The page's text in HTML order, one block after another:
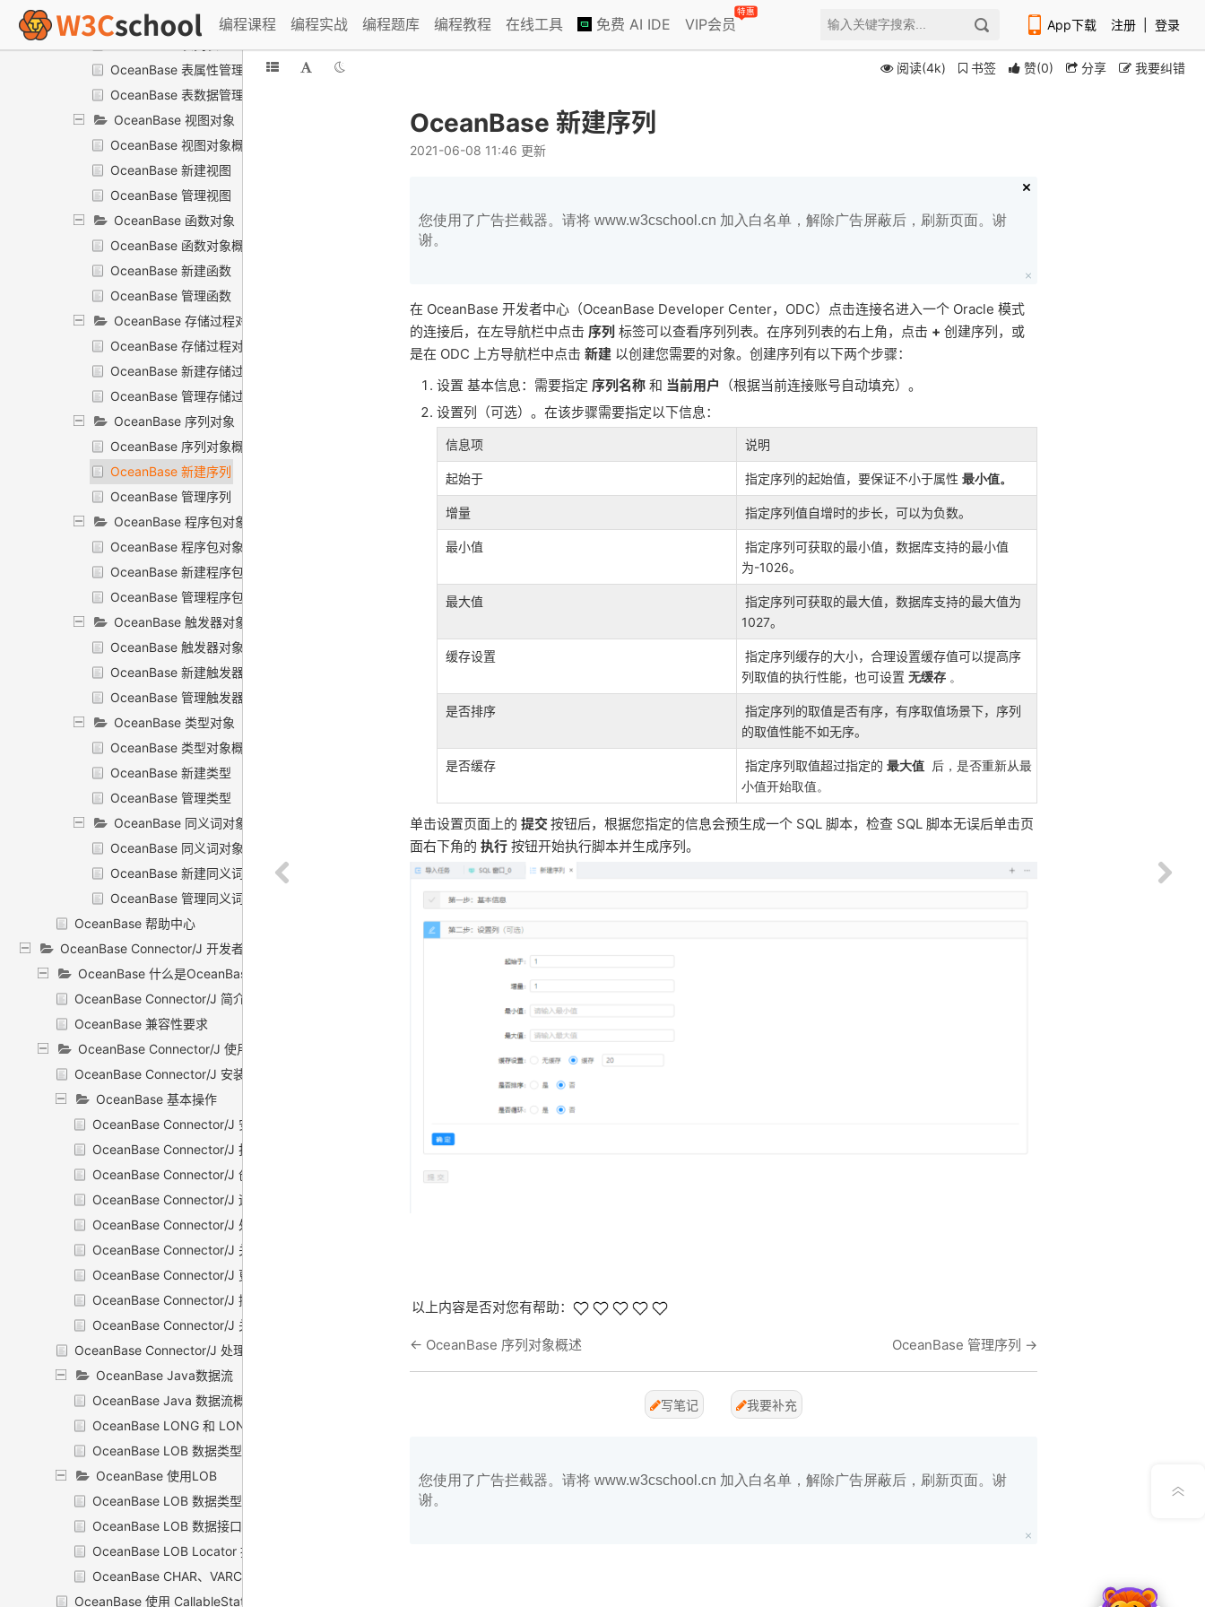
编程课程 编程实战 编程题库 编程教程 在线工具 免费 AI IDE VIP会员
特惠
App下载 注册 登录
OceanBase 新建表
OceanBase 表属性管理
OceanBase 表数据管理
OceanBase 视图对象
OceanBase 视图对象概述
OceanBase 新建视图
OceanBase 管理视图
OceanBase 函数对象
OceanBase 函数对象概述
OceanBase 新建函数
OceanBase 管理函数
OceanBase 存储过程对象
OceanBase 存储过程对象概述
OceanBase 新建存储过程
OceanBase 管理存储过程
OceanBase 序列对象
OceanBase 序列对象概述
OceanBase 新建序列
OceanBase 管理序列
OceanBase 程序包对象
OceanBase 程序包对象概述
OceanBase 新建程序包
OceanBase 管理程序包
OceanBase 触发器对象
OceanBase 触发器对象概述
OceanBase 新建触发器
OceanBase 管理触发器
OceanBase 类型对象
OceanBase 类型对象概述
OceanBase 新建类型
OceanBase 管理类型
OceanBase 同义词对象
OceanBase 同义词对象概述
OceanBase 新建同义词
OceanBase 管理同义词
OceanBase 帮助中心
OceanBase Connector/J 开发者指南
OceanBase 什么是OceanBase Connector/J
OceanBase Connector/J 简介
OceanBase 兼容性要求
OceanBase Connector/J 使用指南
OceanBase Connector/J 安装驱动程序
OceanBase 基本操作
OceanBase Connector/J 安装驱动程序
OceanBase Connector/J 打开与数据库的连接
OceanBase Connector/J 创建语句对象
OceanBase Connector/J 运行查询并检索结果集对象
OceanBase Connector/J 处理结果集对象
OceanBase Connector/J 关闭结果集和对象
OceanBase Connector/J 更改数据库
OceanBase Connector/J 提交变更
OceanBase Connector/J 关闭与数据库的连接
OceanBase Connector/J 处理 SQL 异常
OceanBase Java数据流
OceanBase Java 数据流概述
OceanBase LONG 和 LONG RAW 数据类型
OceanBase LOB 数据类型
OceanBase 使用LOB
OceanBase LOB 数据类型简介
OceanBase LOB 数据接口
OceanBase LOB Locator 接口
OceanBase CHAR、VARCHAR 和 RAW 数据类型
OceanBase 使用 CallableStatements 调用存储过程
阅读(4k) 书签 赞(0) 分享 我要纠错
OceanBase 新建序列
2021-06-08 11:46 更新
您使用了广告拦截器。请将 www.w3cschool.cn 加入白名单，解除广告屏蔽后，刷新页面。谢
谢。
在 OceanBase 开发者中心（OceanBase Developer Center，ODC）点击连接名进入一个 Oracle 模式
的连接后，在左导航栏中点击 序列 标签可以查看序列列表。在序列列表的右上角，点击 + 创建序列，或
是在 ODC 上方导航栏中点击 新建 以创建您需要的对象。创建序列有以下两个步骤：
设置 基本信息：需要指定 序列名称 和 当前用户
（根据当前连接账号自动填充）。
设置列（可选）。在该步骤需要指定以下信息：
信息项 说明
起始于 指定序列的起始值，要保证不小于属性 最小值。
增量 指定序列值自增时的步长，可以为负数。
最小值
指定序列可获取的最小值，数据库支持的最小值
为-1026。
最大值
指定序列可获取的最大值，数据库支持的最大值为
1027。
缓存设置
指定序列缓存的大小，合理设置缓存值可以提高序
列取值的执行性能，也可设置 无缓存 。
是否排序
指定序列的取值是否有序，有序取值场景下，序列
的取值性能不如无序。
是否缓存 指定序列取值超过指定的 最大值 后，是否重新从最
小值开始取值。
单击设置页面上的 提交 按钮后，根据您指定的信息会预生成一个 SQL 脚本，检查 SQL 脚本无误后单击页
面右下角的 执行 按钮开始执行脚本并生成序列。
以上内容是否对您有帮助：
← OceanBase 序列对象概述 OceanBase 管理序列 →
写笔记 我要补充
您使用了广告拦截器。请将 www.w3cschool.cn 加入白名单，解除广告屏蔽后，刷新页面。谢
谢。